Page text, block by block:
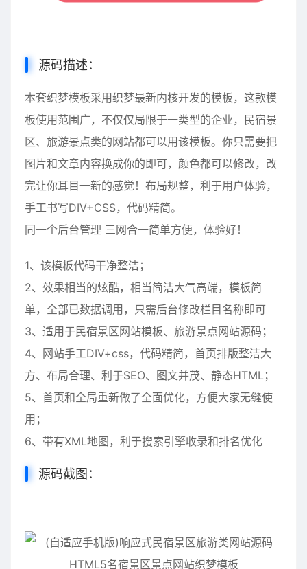
源码描述：
本套织梦模板采用织梦最新内核开发的模板，这款模
板使用范围广，不仅仅局限于一类型的企业，民宿景
区、旅游景点类的网站都可以用该模板。你只需要把
图片和文章内容换成你的即可，颜色都可以修改，改
完让你耳目一新的感觉！布局规整，利于用户体验，
手工书写DIV+CSS，代码精简。
同一个后台管理 三网合一简单方便，体验好！
1、该模板代码干净整洁；
2、效果相当的炫酷，相当简洁大气高端，模板简
单，全部已数据调用，只需后台修改栏目名称即可
3、适用于民宿景区网站模板、旅游景点网站源码；
4、网站手工DIV+css，代码精简，首页排版整洁大
方、布局合理、利于SEO、图文并茂、静态HTML；
5、首页和全局重新做了全面优化，方便大家无缝使
用；
6、带有XML地图，利于搜索引擎收录和排名优化
源码截图：